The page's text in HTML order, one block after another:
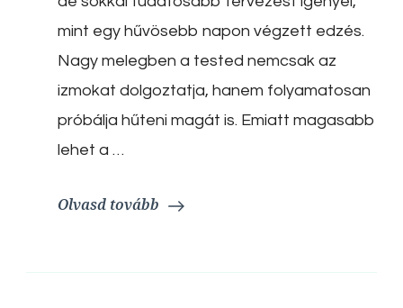
nagy
hőségben?
mint egy hűvösebb napon végzett edzés.
Nagy melegben a tested nemcsak az
izmokat dolgoztatja, hanem folyamatosan
próbálja hűteni magát is. Emiatt magasabb
lehet a …
Olvasd tovább